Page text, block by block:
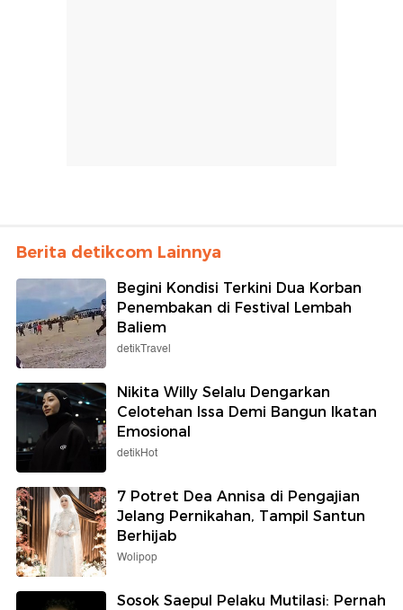
Berita detikcom Lainnya
Begini Kondisi Terkini Dua Korban
Penembakan di Festival Lembah
Baliem
detikTravel
Nikita Willy Selalu Dengarkan
Celotehan Issa Demi Bangun Ikatan
Emosional
detikHot
7 Potret Dea Annisa di Pengajian
Jelang Pernikahan, Tampil Santun
Berhijab
Wolipop
Sosok Saepul Pelaku Mutilasi: Pernah